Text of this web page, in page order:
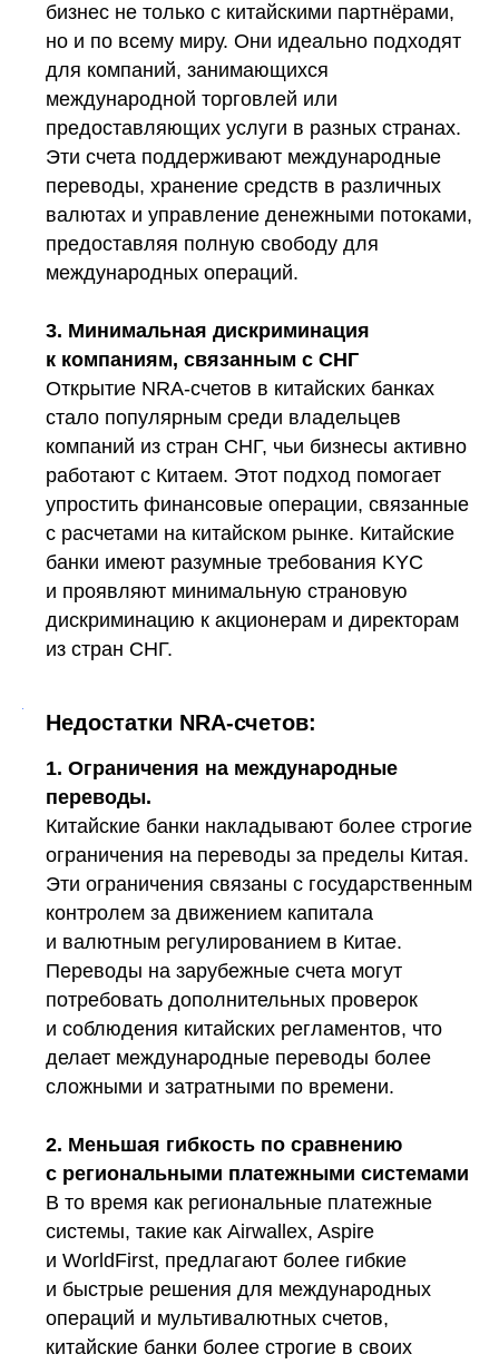
бизнес не только с китайскими партнёрами,
но и по всему миру. Они идеально подходят
для компаний, занимающихся
международной торговлей или
предоставляющих услуги в разных странах.
Эти счета поддерживают международные
переводы, хранение средств в различных
валютах и управление денежными потоками,
предоставляя полную свободу для
международных операций.
3. Минимальная дискриминация
к компаниям, связанным с СНГ
Открытие NRA-счетов в китайских банках
стало популярным среди владельцев
компаний из стран СНГ, чьи бизнесы активно
работают с Китаем. Этот подход помогает
упростить финансовые операции, связанные
с расчетами на китайском рынке. Китайские
банки имеют разумные требования KYC
и проявляют минимальную страновую
дискриминацию к акционерам и директорам
из стран СНГ.
Недостатки NRA-счетов:
1. Ограничения на международные
переводы.
Китайские банки накладывают более строгие
ограничения на переводы за пределы Китая.
Эти ограничения связаны с государственным
контролем за движением капитала
и валютным регулированием в Китае.
Переводы на зарубежные счета могут
потребовать дополнительных проверок
и соблюдения китайских регламентов, что
делает международные переводы более
сложными и затратными по времени.
2. Меньшая гибкость по сравнению
с региональными платежными системами
В то время как региональные платежные
системы, такие как Airwallex, Aspire
и WorldFirst, предлагают более гибкие
и быстрые решения для международных
операций и мультивалютных счетов,
китайские банки более строгие в своих